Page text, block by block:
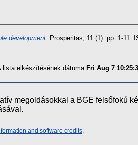
development. Prosperitas, 11 (1). pp. 1-11.
lista elkészítésének dátuma Fri Aug 7
megoldásokkal a BGE felsőfokú
and software credits